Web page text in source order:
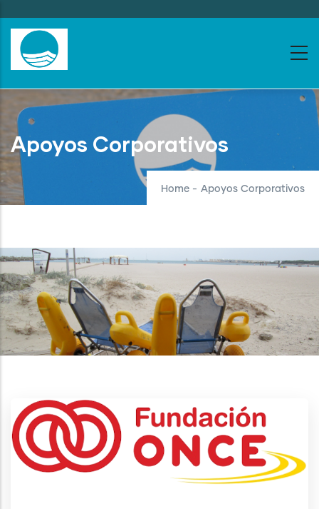
to
main
content
Apoyos Corporativos
Home - Apoyos Corporativos